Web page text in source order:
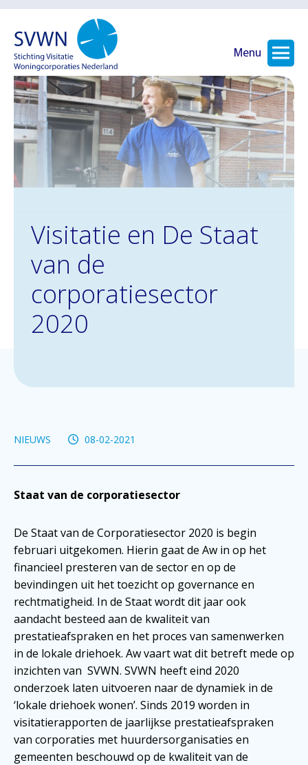
Menu
Visitatie en De Staat
van de
corporatiesector
2020
NIEUWS 08-02-2021
Staat van de corporatiesector
De Staat van de Corporatiesector 2020 is begin
februari uitgekomen. Hierin gaat de Aw in op het
financieel presteren van de sector en op de
bevindingen uit het toezicht op governance en
rechtmatigheid. In de Staat wordt dit jaar ook
aandacht besteed aan de kwaliteit van
prestatieafspraken en het proces van samenwerken
in de lokale driehoek. Aw vaart wat dit betreft mede op
inzichten van SVWN. SVWN heeft eind 2020
onderzoek laten uitvoeren naar de dynamiek in de
‘lokale driehoek wonen’. Sinds 2019 worden in
visitatierapporten de jaarlijkse prestatieafspraken
van corporaties met huurdersorganisaties en
gemeenten beschouwd op de kwaliteit van de